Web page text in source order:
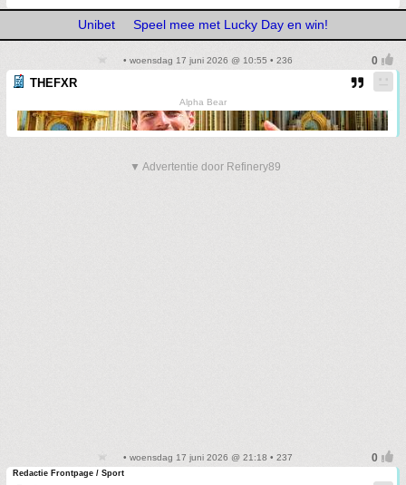
Unibet Speel mee met Lucky Day en win!
• woensdag 17 juni 2026 @ 10:55 • 236
THEFXR
Alpha Bear
▼ Advertentie door Refinery89
• woensdag 17 juni 2026 @ 21:18 • 237
Redactie Frontpage / Sport